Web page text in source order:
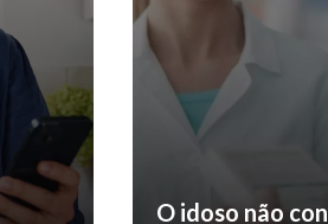
O idoso não